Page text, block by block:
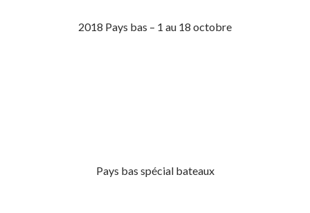
2018 Pays bas – 1 au 18 octobre
Pays bas spécial bateaux